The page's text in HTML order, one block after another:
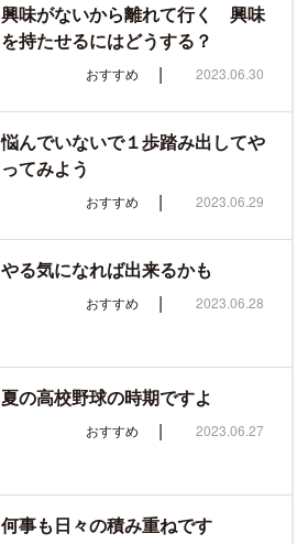
興味がないから離れて行く 興味
を持たせるにはどうする？
おすすめ | 2023.06.30
悩んでいないで１歩踏み出してや
ってみよう
おすすめ | 2023.06.29
やる気になれば出来るかも
おすすめ | 2023.06.28
夏の高校野球の時期ですよ
おすすめ | 2023.06.27
何事も日々の積み重ねです